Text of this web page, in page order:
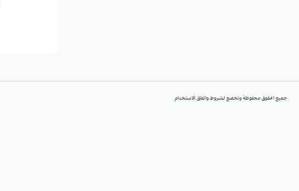
جميع الحقوق محفوظة وتخضع لشروط واتفاق الاستخدام